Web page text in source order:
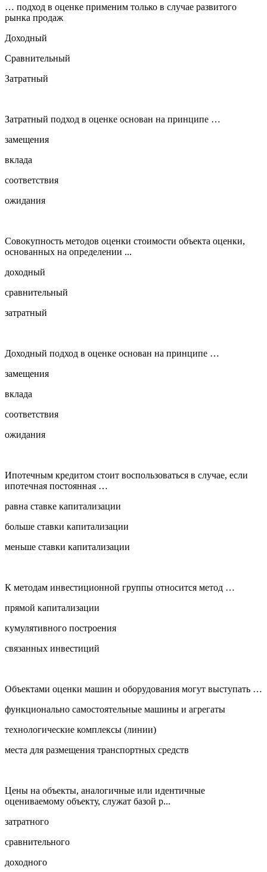
… подход в оценке применим только в случае развитого
рынка продаж
Доходный
Сравнительный
Затратный
Затратный подход в оценке основан на принципе …
замещения
вклада
соответствия
ожидания
Совокупность методов оценки стоимости объекта оценки,
основанных на определении ...
доходный
сравнительный
затратный
Доходный подход в оценке основан на принципе …
замещения
вклада
соответствия
ожидания
Ипотечным кредитом стоит воспользоваться в случае, если
ипотечная постоянная …
равна ставке капитализации
больше ставки капитализации
меньше ставки капитализации
К методам инвестиционной группы относится метод …
прямой капитализации
кумулятивного построения
связанных инвестиций
Объектами оценки машин и оборудования могут выступать …
функционально самостоятельные машины и агрегаты
технологические комплексы (линии)
места для размещения транспортных средств
Цены на объекты, аналогичные или идентичные
оцениваемому объекту, служат базой р...
затратного
сравнительного
доходного